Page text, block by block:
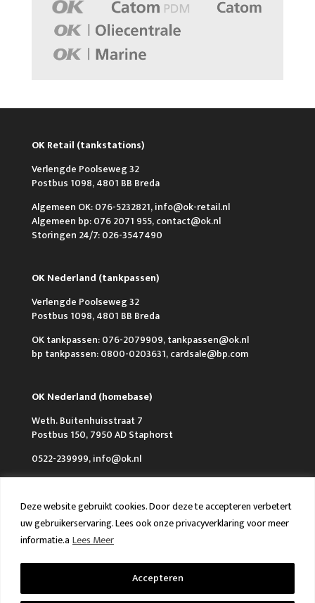
Deze website gebruikt cookies. Door deze te accepteren verbetert
uw gebruikerservaring. Lees ook onze privacyverklaring voor meer
informatie.a Lees Meer
Accepteren
OK Retail (tankstations)
Verlengde Poolseweg 32
Postbus 1098, 4801 BB Breda
Algemeen OK: 076-5232821, info@ok-retail.nl
Algemeen bp: 076 2071 955, contact@ok.nl
Storingen 24/7: 026-3547490
OK Nederland (tankpassen)
Verlengde Poolseweg 32
Postbus 1098, 4801 BB Breda
OK tankpassen: 076-2079909, tankpassen@ok.nl
bp tankpassen: 0800-0203631, cardsale@bp.com
OK Nederland (homebase)
Weth. Buitenhuisstraat 7
Postbus 150, 7950 AD Staphorst
0522-239999, info@ok.nl
Over OK
FAQ en Contact
VCA & ISO
Algemene voorwaarden
Privacy policy